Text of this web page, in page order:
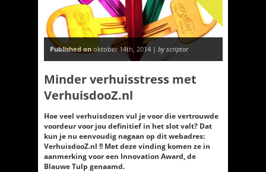
Published on oktober 14th, 2014 | by scriptor
Minder verhuisstress met
VerhuisdooZ.nl
Hoe veel verhuisdozen vul je voor die vertrouwde
voordeur voor jou definitief in het slot valt? Dat
kun je nu eenvoudig nagaan op dit webadres:
VerhuisdooZ.nl !! Met deze vinding komen ze in
aanmerking voor een Innovation Award, de
Blauwe Tulp genaamd.